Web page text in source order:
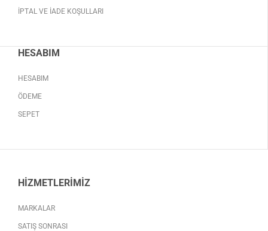
İPTAL VE İADE KOŞULLARI
HESABIM
HESABIM
ÖDEME
SEPET
HIZMETLERIMIZ
MARKALAR
SATIŞ SONRASI